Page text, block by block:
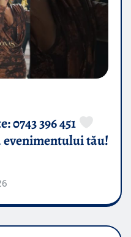
0743 396 451
evenimentului tău!